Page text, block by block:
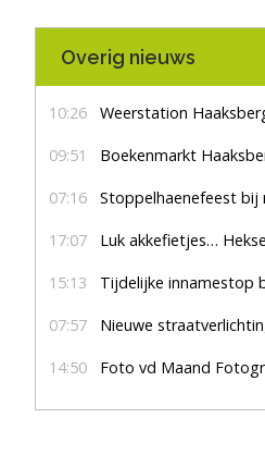
Overig nieuws
10:26 Weerstation Haaksbergen:
09:51 Boekenmarkt Haaksbergen
07:16 Stoppelhaenefeest bij
17:07 Luk akkefietjes…
15:13 Tijdelijke innamestop
07:57 Nieuwe straatverlichting
14:50 Foto vd Maand